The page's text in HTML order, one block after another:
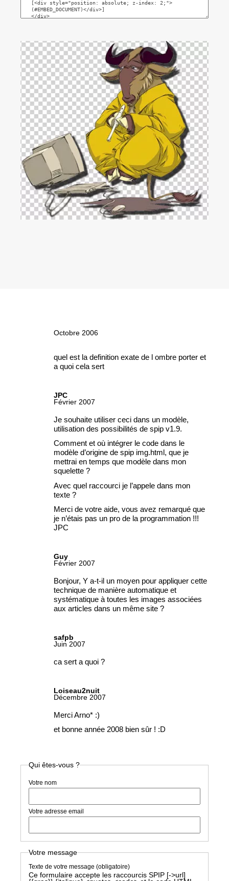
Octobre 2006
quel est la definition exate de l ombre porter et
a quoi cela sert
JPC
Février 2007
Je souhaite utiliser ceci dans un modèle,
utilisation des possibilités de spip v1.9.
Comment et où intégrer le code dans le
modèle d’origine de spip img.html, que je
mettrai en temps que modèle dans mon
squelette ?
Avec quel raccourci je l’appele dans mon
texte ?
Merci de votre aide, vous avez remarqué que
je n’étais pas un pro de la programmation !!!
JPC
Guy
Février 2007
Bonjour, Y a-t-il un moyen pour appliquer cette
technique de manière automatique et
systématique à toutes les images associées
aux articles dans un même site ?
safpb
Juin 2007
ca sert a quoi ?
Loiseau2nuit
Décembre 2007
Merci Arno* :)
et bonne année 2008 bien sûr ! :D
Qui êtes-vous ?
Votre nom
Votre adresse email
Votre message
Texte de votre message (obligatoire)
Ce formulaire accepte les raccourcis SPIP [->url]